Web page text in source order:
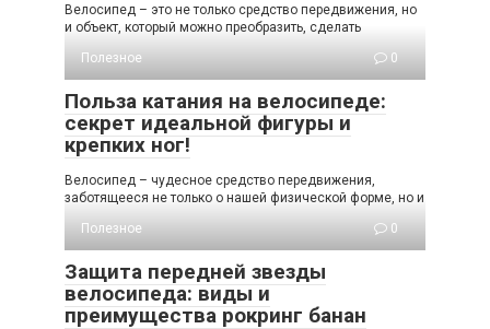
Велосипед – это не только средство передвижения, но
и объект, который можно преобразить, сделать
Полезное
0
Польза катания на велосипеде:
секрет идеальной фигуры и
крепких ног!
Велосипед – чудесное средство передвижения,
заботящееся не только о нашей физической форме, но и
Полезное
0
Защита передней звезды
велосипеда: виды и
преимущества рокринг банан